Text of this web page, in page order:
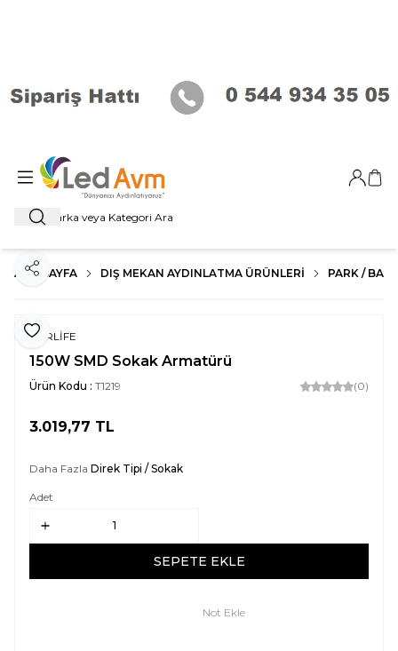
Ara
Giriş
ANA SAYFA DIŞ MEKAN AYDINLATMA ÜRÜNLERI PARK /
Favoriye Ekle
Paylaş
FORLİFE
150W SMD Sokak Armatürü
Ürün Kodu : T1219 (0)
3.019,77 TL
Daha Fazla Direk Tipi / Sokak
Adet
SEPETE EKLE
Not Ekle